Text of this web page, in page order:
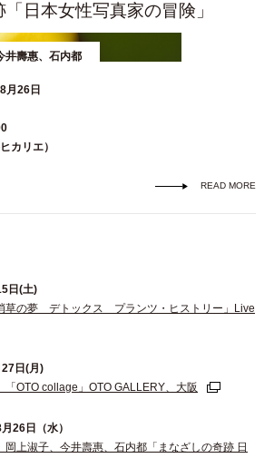
日本女性写真家の冒険」
井壽惠、石内都
月26日
水
カリエ）
READ MORE
日(土)
草の夢 デトックス プランツ・ヒストリー」Live
日(月)
OTO collage」OTO GALLERY、大阪
26日（水）
岡上淑子、今井壽惠、石内都「まなざしの奇跡 日